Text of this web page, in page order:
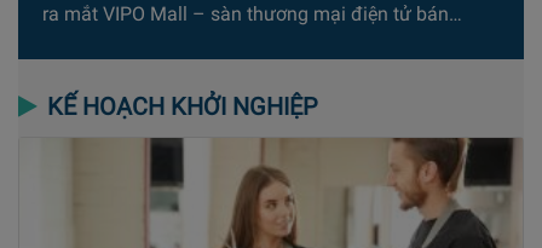
ra mắt VIPO Mall – sàn thương mại điện tử bán…
KẾ HOẠCH KHỞI NGHIỆP